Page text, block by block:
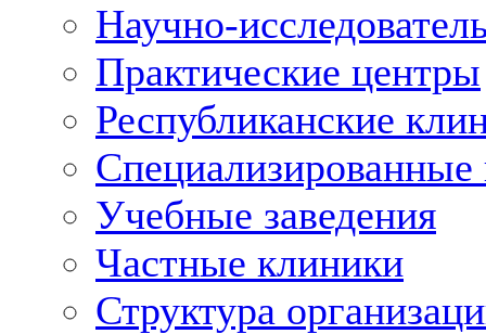
Научно-
Практические центры
Республиканские
Учебные заведения
Частные клиники
Структура